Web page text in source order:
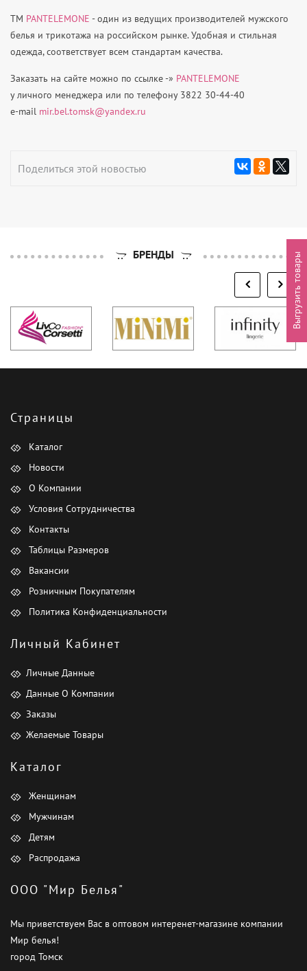
ТМ PANTELEMONE - один из ведущих производителей мужского
белья и трикотажа на российском рынке. Удобная и стильная
одежда, соответствует всем стандартам качества.
Заказать на сайте можно по ссылке -» PANTELEMONE
у личного менеджера или по телефону 3822 30-44-40
e-mail mir.bel.tomsk@yandex.ru
Поделиться этой новостью
БРЕНДЫ
Страницы
Каталог
Новости
О Компании
Условия Сотрудничества
Контакты
Таблицы Размеров
Вакансии
Розничным Покупателям
Политика Конфиденциальности
Личный Кабинет
Личные Данные
Данные О Компании
Заказы
Желаемые Товары
Каталог
Женщинам
Мужчинам
Детям
Распродажа
ООО "Мир Белья"
Мы приветствуем Вас в оптовом интеренет-магазине компании
Мир белья!
город Томск
Выгрузить товары